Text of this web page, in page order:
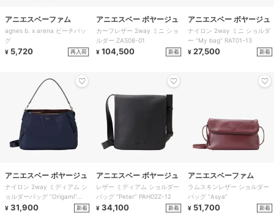
アニエスベーファム
agnes b. x arena ビーチバッ
グ
¥ 5,720 再入荷
アニエスベー ボヤージュ
カーフレザー 2way ミニ ショ
ルダー ZAS08-01
¥ 104,500 新着
アニエスベー ボヤージュ
ナイロン 2way ミニ ショルダ
ー ”My bag” RAT01-13
¥ 27,500 新着
アニエスベー ボヤージュ
ナイロン 2way ミディアム シ
ョルダーバッグ ”Origami”
ABS07-02
¥ 31,900 新着
アニエスベー ボヤージュ
レザー ミディアム ショルダー
バッグ ”Peter” PAH02Z-12
¥ 34,100 新着
アニエスベーファム
ラムスキンレザー ショルダー
バッグ ”Asya”
¥ 51,700 新着